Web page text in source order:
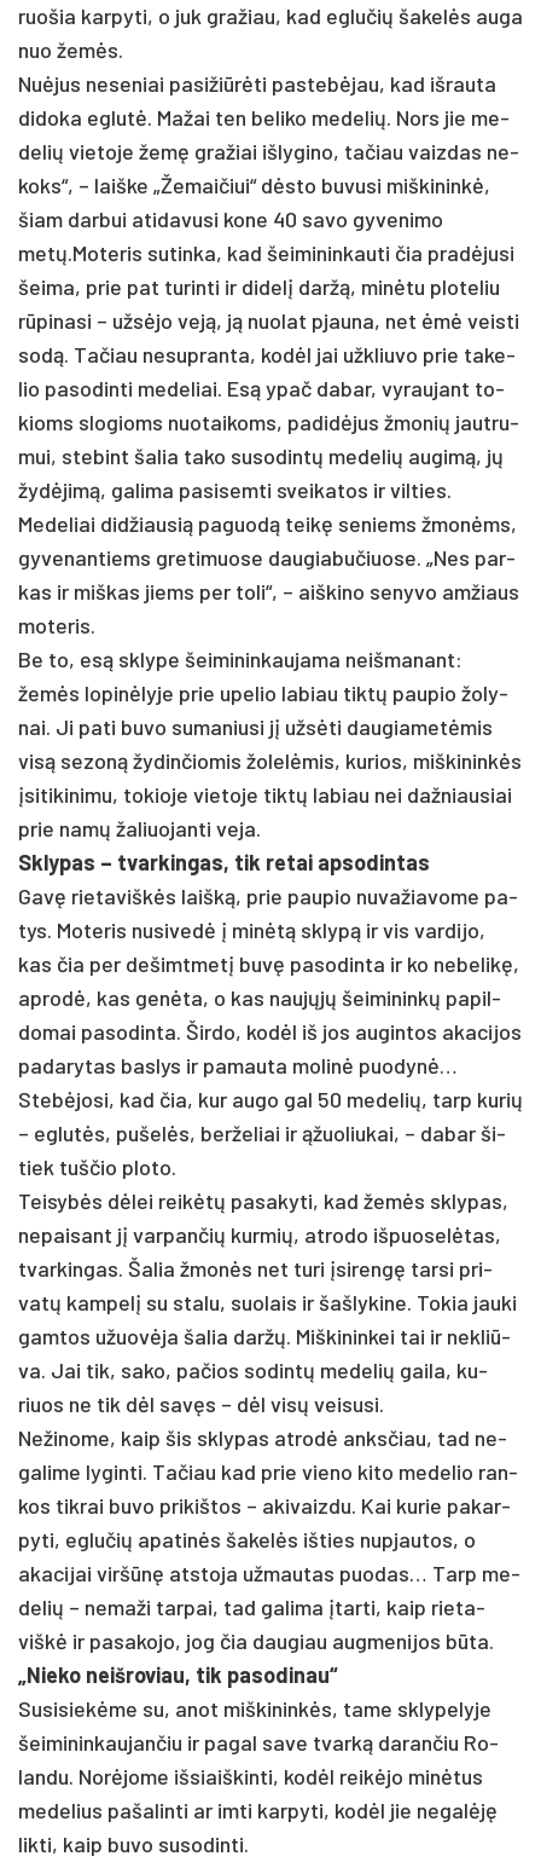
ruo­šia kar­py­ti, o juk gra­žiau, kad eg­lu­čių ša­kelės au­ga
nuo žemės.
Nuė­jus ne­se­niai pa­si­žiūrė­ti pa­stebė­jau, kad iš­rau­ta
di­do­ka eg­lutė. Ma­žai ten be­li­ko me­de­lių. Nors jie me­
de­lių vie­to­je žemę gra­žiai iš­ly­gi­no, ta­čiau vaiz­das ne­
koks“, – laiš­ke „Že­mai­čiui“ dėsto bu­vu­si miš­ki­ninkė,
šiam dar­bui ati­da­vu­si ko­ne 40 sa­vo gy­ve­ni­mo
metų.Mo­te­ris su­tin­ka, kad šei­mi­nin­kau­ti čia pra­dėju­si
šei­ma, prie pat tu­rin­ti ir di­delį daržą, minė­tu plo­te­liu
rūpi­na­si – užsė­jo veją, ją nuo­lat pjau­na, net ėmė veis­ti
sodą. Ta­čiau ne­sup­ran­ta­, kodėl jai užk­liu­vo prie ta­ke­
lio pa­so­din­ti me­de­liai. Esą ypač da­bar, vy­rau­jant to­
kioms slo­gioms nuo­tai­koms, pa­didė­jus žmo­nių jaut­ru­
mui, ste­bint ša­lia ta­ko su­so­dintų me­de­lių au­gimą, jų
žydė­jimą, ga­li­ma pa­si­sem­ti svei­ka­tos ir vil­ties.
Me­de­liai did­žiau­sią pa­guodą teikę se­niems žmonėms,
gy­ve­nan­tiems gre­ti­muo­se dau­gia­bu­čiuo­se. „Nes par­
kas ir miš­kas jiems per to­li“, – aiš­ki­no se­ny­vo am­žiaus
mo­te­ris.
Be to, esą sklype šei­mi­nin­kau­ja­ma neiš­ma­nant:
žemės lo­pinė­ly­je prie upe­lio la­biau tiktų pau­pio žo­ly­
nai. Ji pa­ti bu­vo su­ma­niu­si jį užsė­ti dau­gia­metė­mis
visą se­zoną žy­din­čio­mis žo­lelė­mis, ku­rios, miš­ki­ninkės
įsi­ti­ki­ni­mu, to­kio­je vie­to­je tiktų la­biau nei daž­niau­siai
prie namų ža­liuo­jan­ti ve­ja.
Skly­pas – tvar­kin­gas, tik re­tai ap­so­din­tas
Gavę rie­ta­viškės laišką, prie pau­pio nu­va­žia­vo­me pa­
tys. Mo­te­ris nu­si­vedė į minėtą sklypą ir vis var­di­jo,
kas čia per de­šimt­metį buvę pa­so­din­ta ir ko ne­be­likę,
ap­rodė, kas genė­ta, o kas naujųjų šei­mi­ninkų pa­pil­
do­mai pa­so­din­ta. Šir­do, kodėl iš jos au­gin­tos aka­ci­jos
pa­da­ry­tas bas­lys ir pa­mau­ta mo­linė puo­dynė…
Stebė­jo­si, kad čia, kur au­go gal 50 me­de­lių, tarp ku­rių
– eg­lutės, pu­šelės, ber­že­liai ir ąžuo­liu­kai, – da­bar ši­
tiek tuš­čio plo­to.
Tei­sybės dėlei reikėtų pa­sa­ky­ti, kad žemės skly­pas,
ne­pai­sant jį var­pan­čių kur­mių, at­ro­do iš­puo­selė­tas,
tvar­kin­gas. Ša­lia žmonės net tu­ri įsi­rengę tar­si pri­
vatų kam­pelį su sta­lu, suo­lais ir šaš­ly­ki­ne. To­kia jau­ki
gam­tos užuovė­ja ša­lia daržų. Miš­ki­nin­kei tai ir ne­kliū­
va. Jai tik, sa­ko, pa­čios so­dintų me­de­lių gai­la, ku­
riuos ne tik dėl savęs – dėl visų vei­su­si.
Ne­ži­no­me, kaip šis skly­pas at­rodė anks­čiau, tad ne­
ga­li­me ly­gin­ti. Ta­čiau kad prie vie­no ki­to me­de­lio ran­
kos tik­rai bu­vo pri­kiš­tos – aki­vaiz­du. Kai ku­rie pa­kar­
py­ti, eg­lu­čių apa­tinės ša­kelės iš­ties nu­pjau­tos, o
aka­ci­jai viršūnę at­sto­ja už­mau­tas puo­das… Tarp me­
de­lių – ne­ma­ži tar­pai, tad ga­li­ma įtar­ti, kaip rie­ta­
viškė ir pa­sa­ko­jo, jog čia dau­giau aug­me­ni­jos būta.
„Nie­ko neiš­ro­viau, tik pa­so­di­nau“
Su­si­siekė­me su, anot miš­ki­ninkės, ta­me skly­pe­ly­je
šei­mi­nin­kau­jan­čiu ir pa­gal sa­ve tvarką da­ran­čiu Ro­
lan­du. Norė­jo­me iš­siaiš­kin­ti, kodėl reikė­jo minė­tus
me­de­lius pa­ša­lin­ti ar im­ti kar­py­ti, kodėl jie ne­galėję
lik­ti, kaip bu­vo su­so­din­ti.